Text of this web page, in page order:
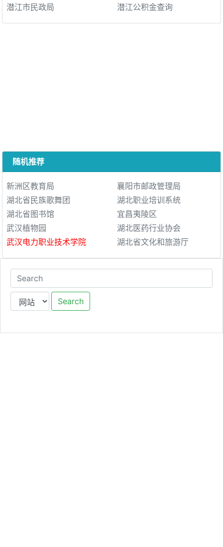
潜江市民政局
潜江公积金查询
随机推荐
新洲区教育局
襄阳市邮政管理局
湖北省民族歌舞团
湖北职业培训系统
湖北省图书馆
宜昌夷陵区
武汉植物园
湖北医药行业协会
武汉电力职业技术学院
湖北省文化和旅游厅
Search